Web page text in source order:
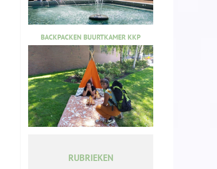
BACKPACKEN BUURTKAMER KKP
RUBRIEKEN